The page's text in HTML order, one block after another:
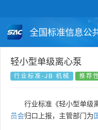
全国标准信息公
国家标准
国外标准
轻小型单级离心泵
行业标准-JB 机械 推荐性
行业标准《轻小型单级
员会归口上报，主管部门为